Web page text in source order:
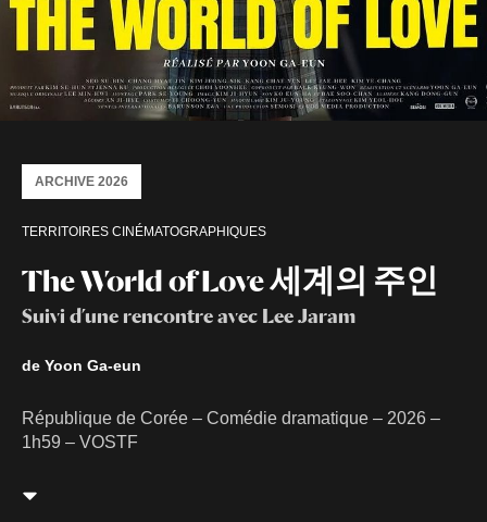
The World of Love 세계의 주인
Suivi d’une rencontre avec Lee Jaram
TERRITOIRES CINÉMATOGRAPHIQUES
ARCHIVE 2026
de Yoon Ga-eun
République de Corée – Comédie dramatique – 2026 –
1h59 – VOSTF